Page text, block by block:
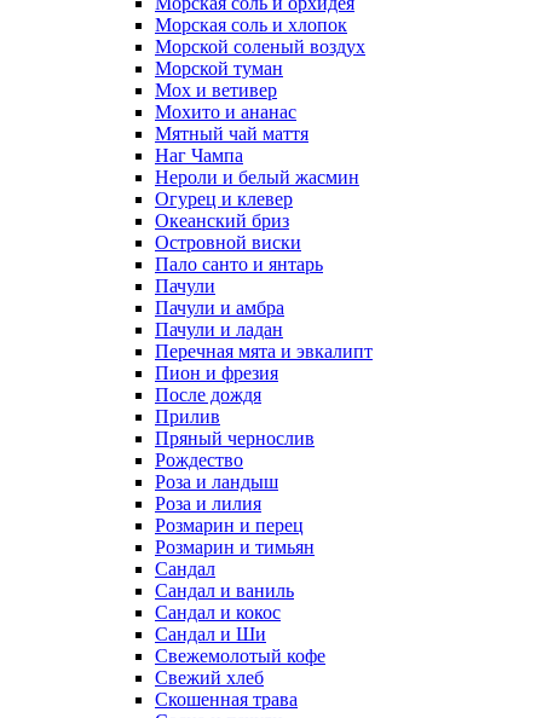
Морская соль и хлопок
Морской соленый воздух
Морской туман
Мох и ветивер
Мохито и ананас
Мятный чай маття
Наг Чампа
Нероли и белый жасмин
Огурец и клевер
Океанский бриз
Островной виски
Пало санто и янтарь
Пачули
Пачули и амбра
Пачули и ладан
Перечная мята и эвкалипт
Пион и фрезия
После дождя
Прилив
Пряный чернослив
Рождество
Роза и ландыш
Роза и лилия
Розмарин и перец
Розмарин и тимьян
Сандал
Сандал и ваниль
Сандал и кокос
Сандал и Ши
Свежемолотый кофе
Свежий хлеб
Скошенная трава